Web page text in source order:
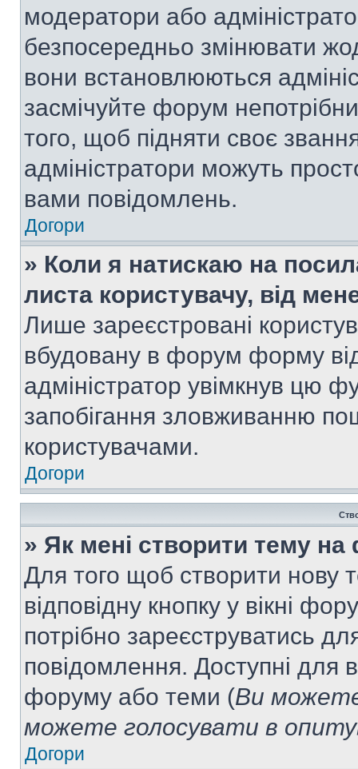
модератори або
безпосередньо змінювати
вони встановлюються
засмічуйте форум
того, щоб підняти своє
адміністратори можуть
вами повідомлень.
Догори
» Коли я натискаю на
листа користувачу, від
Лише зареєстровані
вбудовану в форум форму
адміністратор увімкнув цю
запобігання зловживанню
користувачами.
Догори
» Як мені створити тему на
Для того щоб створити нову
відповідну кнопку у вікні
потрібно зареєструватись
повідомлення. Доступні для
форуму або теми (Ви
можете голосувати в
Догори